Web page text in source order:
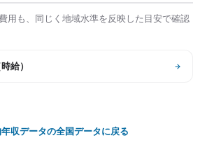
用も、同じく地域水準を反映した目安で確認
給）
収データの全国データに戻る